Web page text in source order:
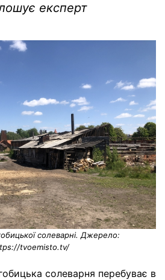
експерт
солеварні. Джерело:
tvoemisto.tv/
солеварня перебуває в